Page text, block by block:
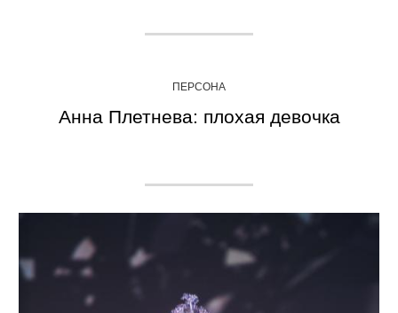
ПЕРСОНА
Анна Плетнева: плохая девочка